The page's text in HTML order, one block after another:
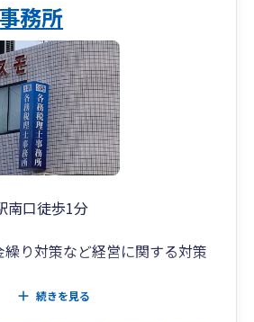
務所
南口徒歩1分
り対策など経営に関する対策
続きを見る